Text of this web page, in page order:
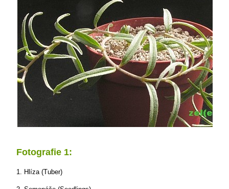
Fotografie 1:
1. Hlíza (Tuber)